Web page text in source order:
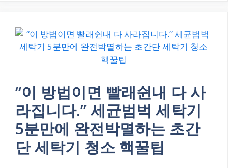
“이 방법이면 빨래쉰내 다 사
라집니다.” 세균범벅 세탁기
5분만에 완전박멸하는 초간
단 세탁기 청소 핵꿀팁